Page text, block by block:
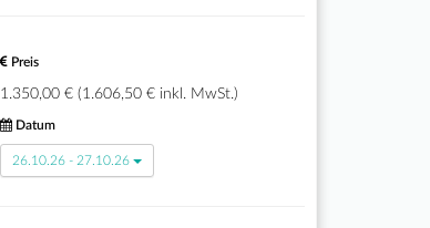
Preis
1.350,00 € (1.606,50 € inkl. MwSt.)
Datum
26.10.26 - 27.10.26